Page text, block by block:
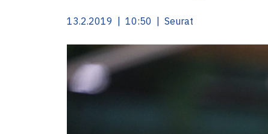
13.2.2019 | 10:50 | Seurat